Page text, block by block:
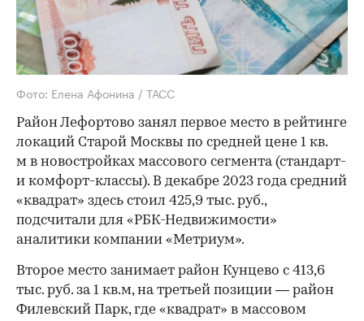
Фото: Елена Афонина / ТАСС
Район Лефортово занял первое место в рейтинге
локаций Старой Москвы по средней цене 1 кв.
м в новостройках массового сегмента (стандарт-
и комфорт-классы). В декабре 2023 года средний
«квадрат» здесь стоил 425,9 тыс. руб.,
подсчитали для «РБК-Недвижимости»
аналитики компании «Метриум».
Второе место занимает район Кунцево с 413,6
тыс. руб. за 1 кв.м, на третьей позиции — район
Филевский Парк, где «квадрат» в массовом